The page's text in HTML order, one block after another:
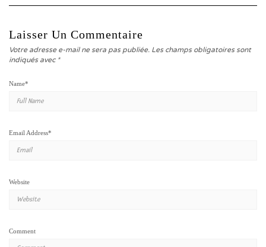
Laisser Un Commentaire
Votre adresse e-mail ne sera pas publiée. Les champs obligatoires sont
indiqués avec *
Name*
Email Address*
Website
Comment